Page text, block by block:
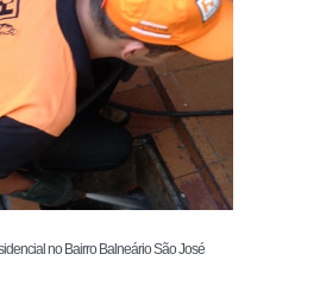
no Bairro Balneário São José